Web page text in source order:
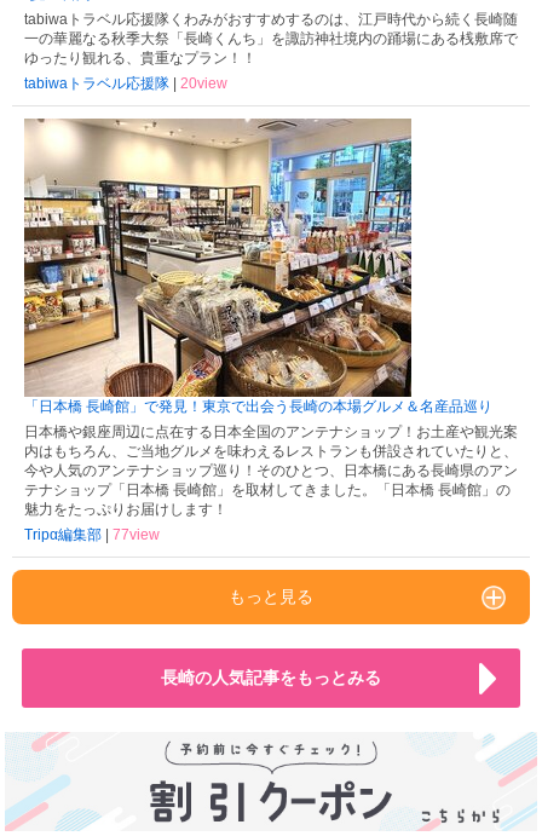
tabiwaトラベル応援隊くわみがおすすめするのは、江戸時代から続く長崎随
一の華麗なる秋季大祭「長崎くんち」を諏訪神社境内の踊場にある桟敷席で
ゆったり観れる、貴重なプラン！！
tabiwaトラベル応援隊 | 20view
「日本橋 長崎館」で発見！東京で出会う長崎の本場グルメ＆名産品巡り
日本橋や銀座周辺に点在する日本全国のアンテナショップ！お土産や観光案
内はもちろん、ご当地グルメを味わえるレストランも併設されていたりと、
今や人気のアンテナショップ巡り！そのひとつ、日本橋にある長崎県のアン
テナショップ「日本橋 長崎館」を取材してきました。「日本橋 長崎館」の
魅力をたっぷりお届けします！
Tripα編集部 | 77view
もっと見る
長崎の人気記事をもっとみる